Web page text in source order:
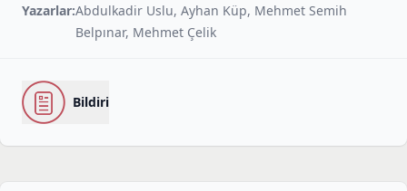
Yazarlar:Abdulkadir Uslu, Ayhan Küp, Mehmet Semih
Belpınar, Mehmet Çelik
Bildiri